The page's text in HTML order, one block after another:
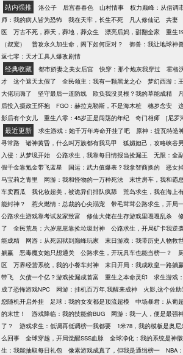
站内强推 洛公子 后宫春春色 山村情事 权力巅峰：从借调
师：我的病人皆为恐怖
我在天牢，长生不死 凡人修仙记 共妻
医
万古不死，葬天，葬地，葬众生 漂亮后妈，甜翻全家 重生
（叔宠）
普攻永久加生命，阁下如何应对？ 御兽：我让地球神
返七零：天才工具人爆改剧情
经典收藏 都市娇妻之美女后宫 快穿：那个炮灰我穿过 霍格
才
这个遮天太假了 全民领主：我有一颗黑龙之心 梦幻西游：
大佬玩嗨了
坚守最后一道防线 欺负我没灵根？我的草能成精
后投入摄政王怀抱
FGO：赫拉克勒斯，不是海木桩 穗岁念安
影后有个女儿
重生八零：45岁正是闯荡的年纪 奇门相师 [尼罗
最近更新 求生游戏：她千万年寿命开挂了吧 原神：提瓦特造
寻常路
诸神黄昏，什么叫万族都有我马甲 狐媚妲己，攻略峡谷
入侵：从梦境开始
公路求生，我靠每日情报当捡漏王 无限：全
假千金靠氪金带飞蓝星
国运：武力值爆表？我拿智商换的 恶女
马宝莉之青里
网游：我和怪物的一万种死法 末世房车，我和霸
车卖西瓜
我化妆超美，被诡异们排队疯舔 荒岛求生，我在海上
能封神？
惹火燃情：总裁的心尖溺宠 带毛茸茸公路求生，开局
公路求生游戏靠考试发家致富
修仙大佬在生存游戏里嘎嘎乱杀
了
全民荒岛：六岁崽崽靠捡垃圾封神 公路求生，开局矿卡我逆
能成精
网游：从死囚狱到巅峰玩家 末日游戏：我带历史人物救
躺赢
恶毒魔女她只想通关 公路求生，开玩具车也能当榜一？
区
万界经营系统，我的小餐车封神 末日开局：我成欧皇一路躺
带飞
欠债一个亿？游戏捡漏成首富 重生之本命灵印 求生游戏
成了恐怖游戏NPC
网游：挂机百万年,我醒来成神 火影,这个佐助
您随机开启外挂
足球：我的女友都是顶流超模 中场暴君：从葡
的末世！
游戏降临：我的技能偷BUG 网游：我一人，便是最强
了？
游戏求生：低调再低调榜一我都要 1米78，我的模板是奥尼
么回事
全球穿越，开局觉醒SSS血脉 全球净化：我的系统是神骸
生：我能抽取每日礼包
像素游戏成真了，但我是通缉榜一 NBA